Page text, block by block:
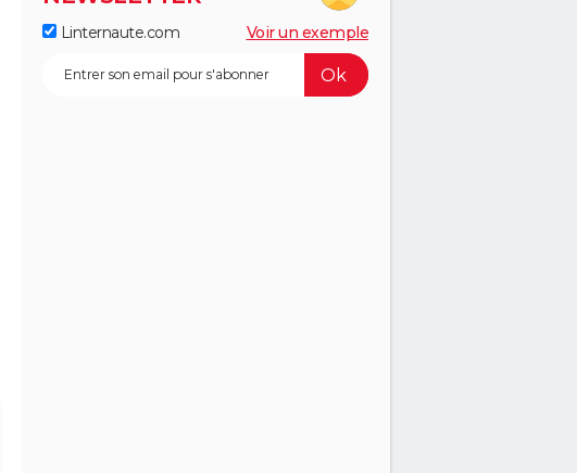
Linternaute.com Voir un exemple